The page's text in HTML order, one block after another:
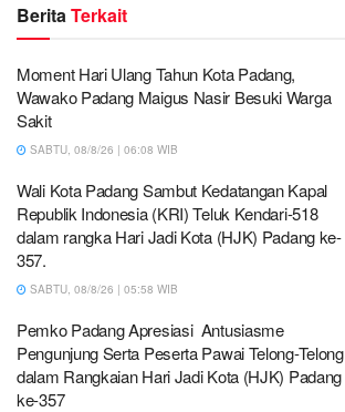
BeritaTerkait
Moment Hari Ulang Tahun Kota Padang,
Wawako Padang Maigus Nasir Besuki Warga
Sakit
SABTU, 08/8/26 | 06:08 WIB
Wali Kota Padang Sambut Kedatangan Kapal
Republik Indonesia (KRI) Teluk Kendari-518
dalam rangka Hari Jadi Kota (HJK) Padang ke-
357.
SABTU, 08/8/26 | 05:58 WIB
Pemko Padang Apresiasi Antusiasme
Pengunjung Serta Peserta Pawai Telong-Telong
dalam Rangkaian Hari Jadi Kota (HJK) Padang
ke-357